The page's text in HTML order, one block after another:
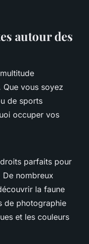
autour des
Que vous soyez
de sports
occuper vos
parfaits pour
De nombreux
la faune
de photographie
et les couleurs